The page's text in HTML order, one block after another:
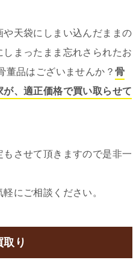
天袋にしまい込んだままの
まったまま忘れさられたお
董品はございませんか？ 骨
、適正価格で買い取らせて
させて頂きますので是非一
にご相談ください。
り